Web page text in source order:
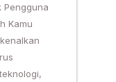
Pengguna
Kamu